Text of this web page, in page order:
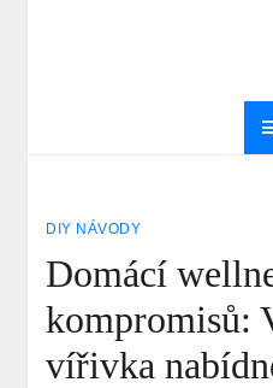
DIY NÁVODY
Domácí
kompromisů:
vířivka